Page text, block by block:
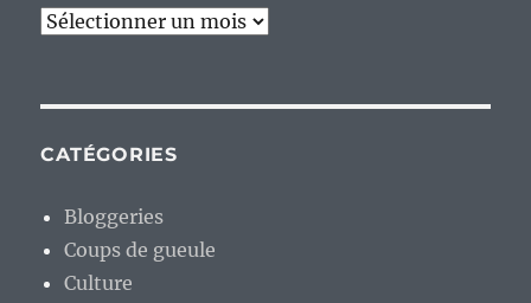
Archives
CATÉGORIES
Bloggeries
Coups de gueule
Culture